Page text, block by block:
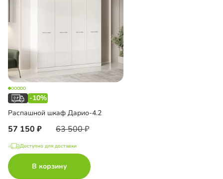
-10%
Распашной шкаф Дарио-4.2
57 150 63 500
Доступно для доставки
В корзину